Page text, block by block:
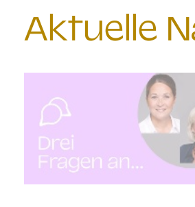
Aktuelle